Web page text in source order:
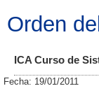
Orden
ICA Curso de
Fecha: 19/01/2011